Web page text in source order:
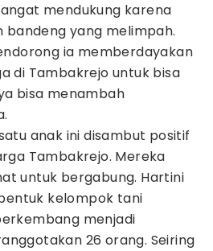
mendukung karena
bandeng yang melimpah.
ia memberdayakan
di Tambakrejo untuk bisa
bisa menambah
anak ini disambut positif
Tambakrejo. Mereka
untuk bergabung. Hartini
kelompok tani
menjadi
26 orang. Seiring